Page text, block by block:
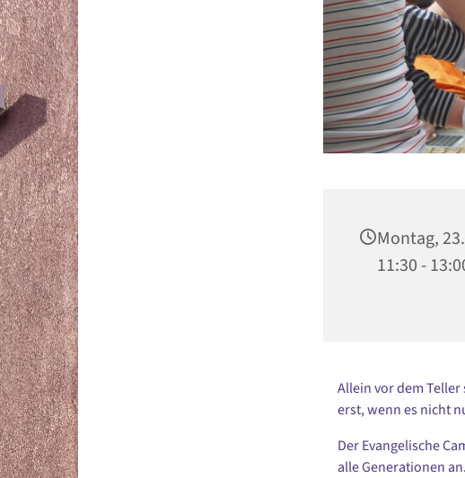
Montag,
11:30 -
Allein vor dem Teller
erst, wenn es nicht
Der Evangelische
alle Generationen